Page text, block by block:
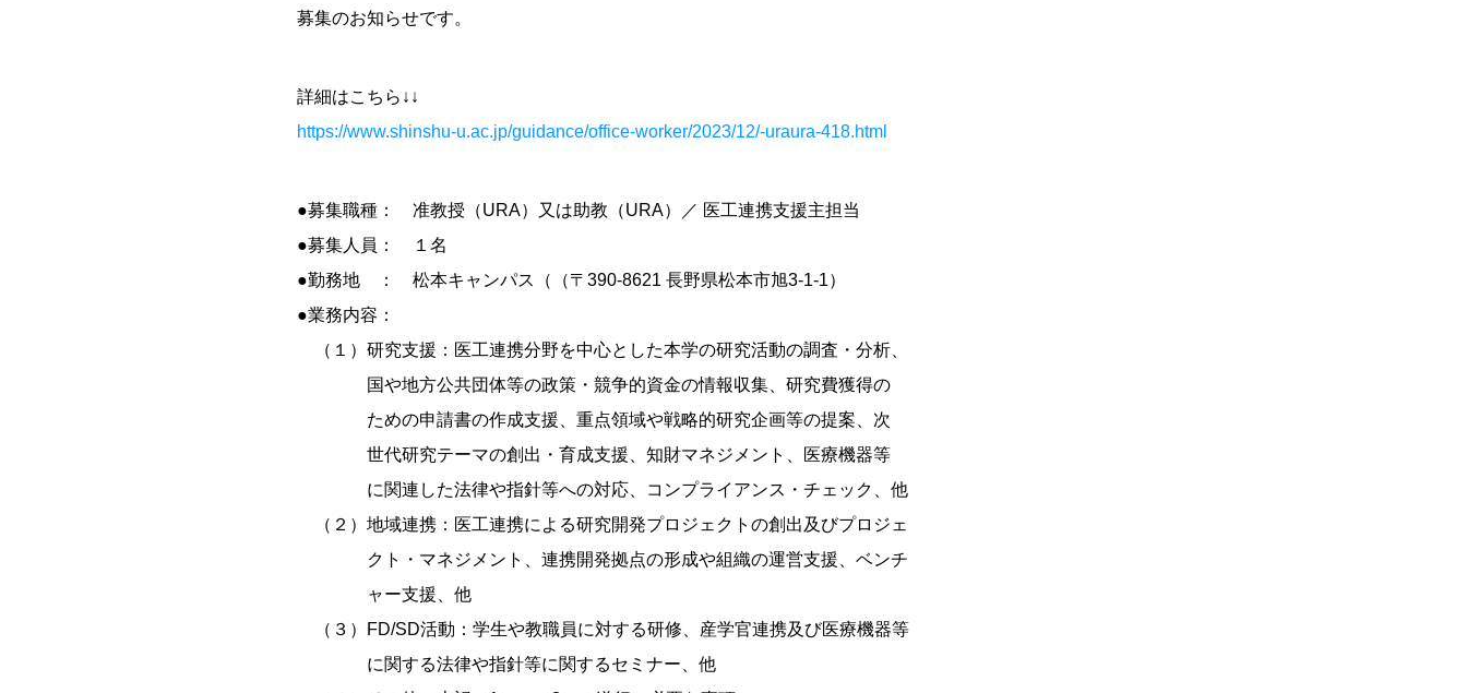
募集のお知らせです。
詳細はこちら↓↓
https://www.shinshu-u.ac.jp/guidance/office-worker/2023/12/-uraura-418.html
●募集職種： 准教授（URA）又は助教（URA）／ 医工連携支援主担当
●募集人員： １名
●勤務地 ： 松本キャンパス（（〒390-8621 長野県松本市旭3-1-1）
●業務内容：
（１）研究支援：医工連携分野を中心とした本学の研究活動の調査・分析、
国や地方公共団体等の政策・競争的資金の情報収集、研究費獲得の
ための申請書の作成支援、重点領域や戦略的研究企画等の提案、次
世代研究テーマの創出・育成支援、知財マネジメント、医療機器等
に関連した法律や指針等への対応、コンプライアンス・チェック、他
（２）地域連携：医工連携による研究開発プロジェクトの創出及びプロジェ
クト・マネジメント、連携開発拠点の形成や組織の運営支援、ベンチ
ャー支援、他
（３）FD/SD活動：学生や教職員に対する研修、産学官連携及び医療機器等
に関する法律や指針等に関するセミナー、他